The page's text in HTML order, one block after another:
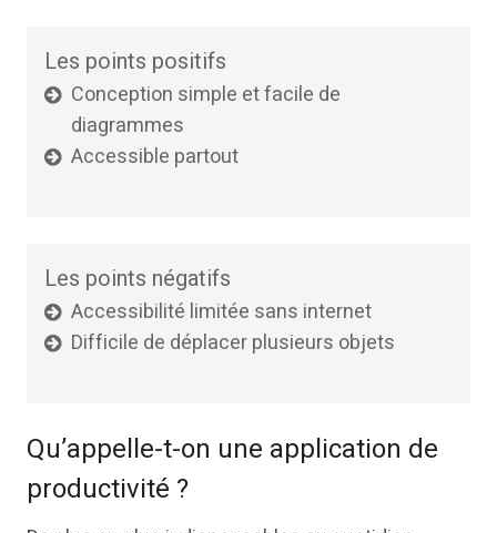
Les points positifs
Conception simple et facile de
diagrammes
Accessible partout
Les points négatifs
Accessibilité limitée sans internet
Difficile de déplacer plusieurs objets
Qu’appelle-t-on une application de
productivité ?